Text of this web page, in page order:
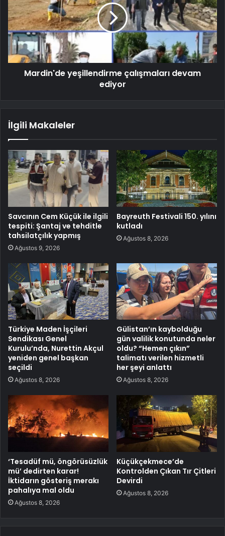
Mardin'de yeşillendirme çalışmaları devam
ediyor
İlgili Makaleler
Savcının Cem Küçük ile ilgili
tespiti: Şantaj ve tehditle
tahsilatçılık yapmış
Ağustos 9, 2026
Bayreuth Festivali 150. yılını
kutladı
Ağustos 8, 2026
Türkiye Maden İşçileri
Sendikası Genel
Kurulu’nda, Nurettin Akçul
yeniden genel başkan
seçildi
Ağustos 8, 2026
Gülistan’ın kaybolduğu
gün valilik konutunda neler
oldu? “Hemen çıkın”
talimatı verilen hizmetli
her şeyi anlattı
Ağustos 8, 2026
‘Tesadüf mü, öngörüsüzlük
mü’ dedirten karar!
İktidarın gösteriş merakı
pahalıya mal oldu
Ağustos 8, 2026
Küçükçekmece’de
Kontrolden Çıkan Tır Çitleri
Devirdi
Ağustos 8, 2026